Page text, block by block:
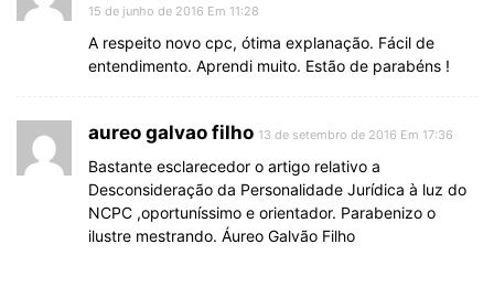
15 de junho de 2016 Em 11:28
A respeito novo cpc, ótima explanação. Fácil de
entendimento. Aprendi muito. Estão de parabéns !
aureo galvao filho 13 de setembro de 2016 Em 17:36
Bastante esclarecedor o artigo relativo a
Desconsideração da Personalidade Jurídica à luz do
NCPC ,oportuníssimo e orientador. Parabenizo o
ilustre mestrando. Áureo Galvão Filho